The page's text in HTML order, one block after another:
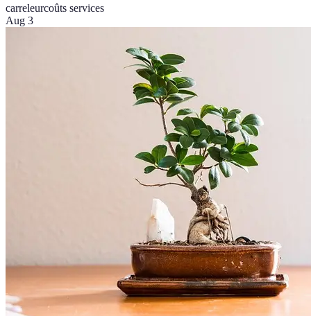
carreleurcoûts services
Aug 3